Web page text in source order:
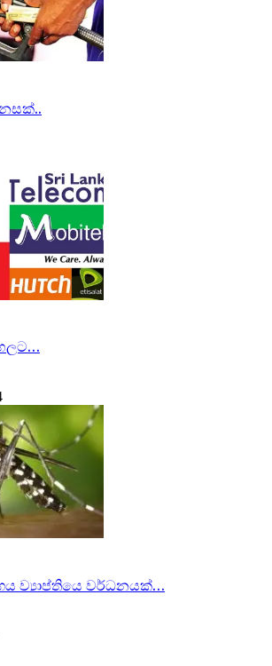
ව්‍යාප්තියෙ වර්ධනයක්…